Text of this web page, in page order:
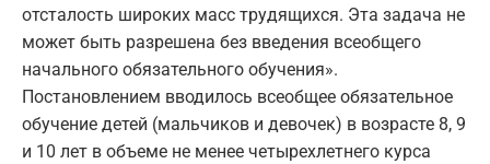
отсталость широких масс трудящихся. Эта задача не
может быть разрешена без введения всеобщего
начального обязательного обучения».
Постановлением вводилось всеобщее обязательное
обучение детей (мальчиков и девочек) в возрасте 8, 9
и 10 лет в объеме не менее четырехлетнего курса